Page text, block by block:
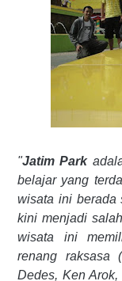
"Jatim Park
belajar yang
wisata ini berada
kini menjadi
wisata ini
renang raksasa
Dedes, Ken